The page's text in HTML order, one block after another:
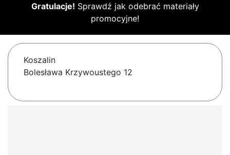
Gratulacje! Sprawdź jak odebrać materiały
promocyjne!
Koszalin
Bolesława Krzywoustego 12